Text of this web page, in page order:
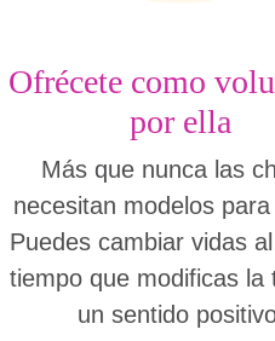
Ofrécete como
por ella
Más que nunca las
necesitan modelos para
Puedes cambiar vidas
tiempo que modificas la
un sentido